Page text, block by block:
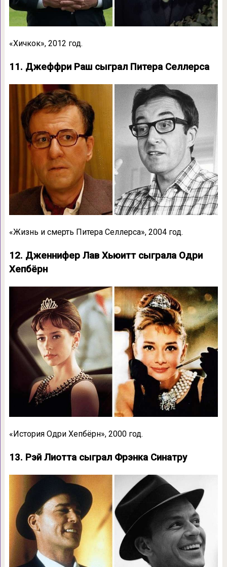
«Хичкок», 2012 год.
11. Джеффри Раш сыграл Питера Селлерса
«Жизнь и смерть Питера Селлерса», 2004 год.
12. Дженнифер Лав Хьюитт сыграла Одри
Хепбёрн
«История Одри Хепбёрн», 2000 год.
13. Рэй Лиотта сыграл Фрэнка Синатру